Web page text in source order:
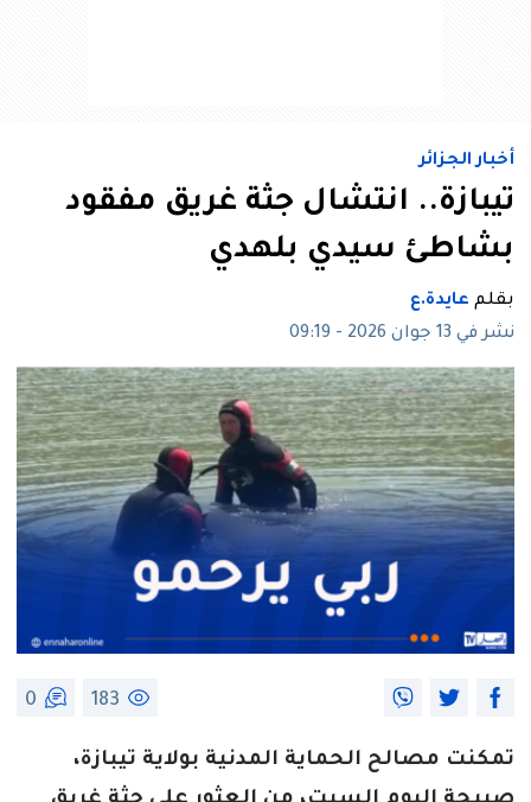
أخبار الجزائر
تيبازة.. انتشال جثة غريق مفقود
بشاطئ سيدي بلهدي
بقلم عايدة.ع
نشر في 13 جوان 2026 - 09:19
183
0
تمكنت مصالح الحماية المدنية بولاية تيبازة،